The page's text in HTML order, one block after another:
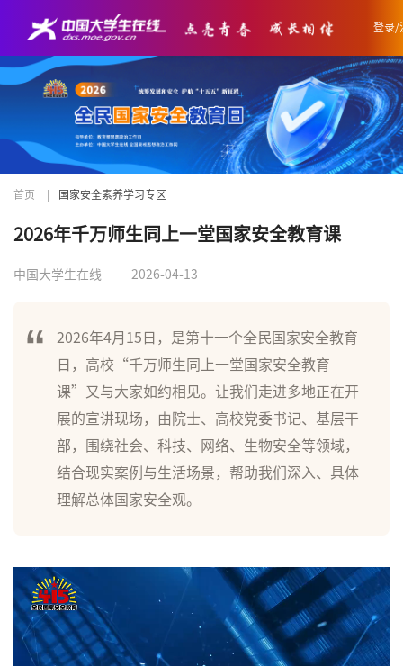
登录/
首页 国家安全素养学习专区
2026年千万师生同上一堂国家安全教育课
中国大学生在线 2026-04-13
2026年4月15日，是第十一个全民国家安全教育
日，高校“千万师生同上一堂国家安全教育
课”又与大家如约相见。让我们走进多地正在开
展的宣讲现场，由院士、高校党委书记、基层干
部，围绕社会、科技、网络、生物安全等领域，
结合现实案例与生活场景，帮助我们深入、具体
理解总体国家安全观。